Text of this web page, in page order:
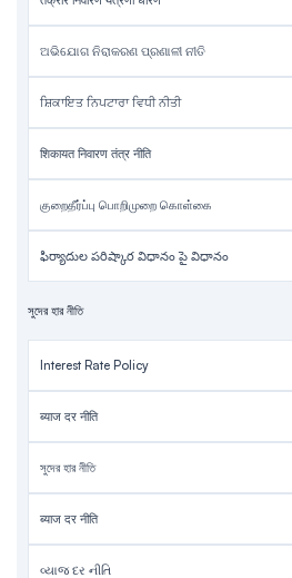
ଅଭିଯୋଗ ନିରାକରଣ ପ୍ରଣାଳୀ ନୀତି
ਸ਼ਿਕਾਇਤ ਨਿਪਟਾਰਾ ਵਿਧੀ ਨੀਤੀ
शिकायत निवारण तंत्र नीति
குறைதீர்ப்பு பொறிமுறை கொள்கை
ఫిర్యాదుల పరిష్కార విధానం పై విధానం
সুদের হার নীতি
Interest Rate Policy
ब्याज दर नीति
সুদের হার নীতি
ब्याज दर नीति
વ્યાજ દર નીતિ